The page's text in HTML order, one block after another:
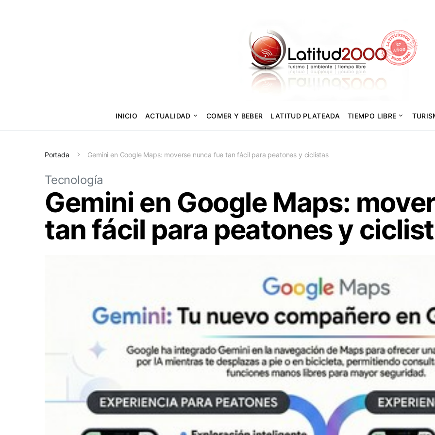
INICIO ACTUALIDAD COMER Y BEBER LATITUD PLATEADA TIEMPO LIBRE
Portada Gemini en Google Maps: moverse nunca fue tan fácil para peatones y ciclistas
Tecnología
Gemini en Google Maps:
tan fácil para peatones y